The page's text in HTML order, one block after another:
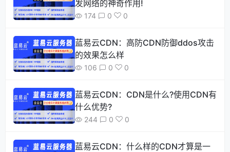
发网络的神奇作用!
174 0 0
蓝易云CDN：高防CDN防御ddos攻击
的效果怎么样
106 0 0
蓝易云CDN：CDN是什么?使用CDN有
什么优势?
244 0 0
蓝易云CDN：什么样的CDN才算是一